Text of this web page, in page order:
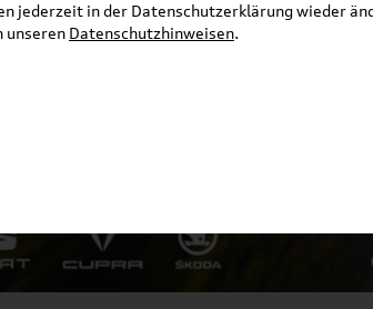
jederzeit in der Datenschutzerklärung wieder
unseren Datenschutzhinweisen.